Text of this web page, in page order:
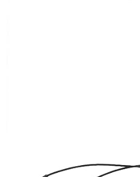
4 antennes orientables pour une
les zones éloignées (garage, sous-
Fonction triple mode : répéteur,
Permet de créer ou renforcer
Dimensions compactes : 19,2